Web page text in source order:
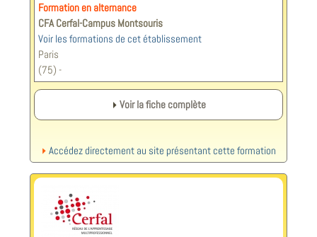
Formation en alternance
CFA Cerfal-Campus Montsouris
Voir les formations de cet établissement
Paris
(75) -
Voir la fiche complète
Accédez directement au site présentant cette formation